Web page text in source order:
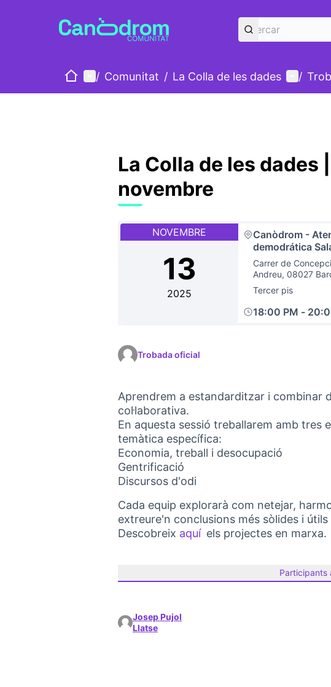
IniciMenú principal
/ Comunitat / La Colla de les dades Menú
/
La Colla de les dades
novembre
NOVEMBRE
13
2025
Canòdrom -
demodrática
Carrer de
Andreu, 08027
Tercer pis
18:00 PM -
Trobada oficial
Aprendrem a estandarditzar i combinar
col·laborativa.
En aquesta sessió treballarem amb tres
temàtica específica:
Economia, treball i desocupació
Gentrificació
Discursos d'odi
Cada equip explorarà com netejar,
extreure'n conclusions més sòlides i
Descobreix aquí
(Obrir en una pestanya
els projectes en marxa.
Participants
Josep Pujol
Llatse